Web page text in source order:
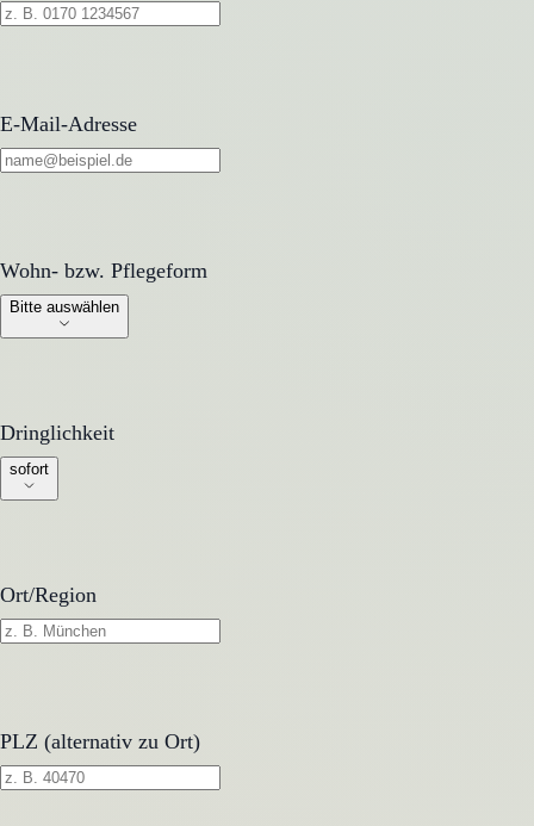
E-Mail-Adresse
Wohn- bzw. Pflegeform
Wohn- bzw. Pflegeform
Bitte auswählen
Dringlichkeit
Dringlichkeit
sofort
Ort/Region
PLZ (alternativ zu Ort)